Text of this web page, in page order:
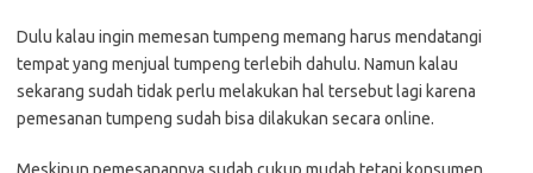
Dulu kalau ingin memesan tumpeng memang harus mendatangi
tempat yang menjual tumpeng terlebih dahulu. Namun kalau
sekarang sudah tidak perlu melakukan hal tersebut lagi karena
pemesanan tumpeng sudah bisa dilakukan secara online.